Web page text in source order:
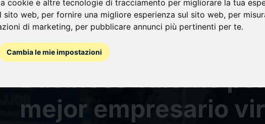
cookie e altre tecnologie di tracciamento per migliorare la tua
sito web, per fornire una migliore esperienza sul sito web, per
di marketing, per pubblicare annunci più pertinenti per te.
Cambia le mie impostazioni
Cuatro estudiantes
competirán en la
Business Talents
mejor empresario